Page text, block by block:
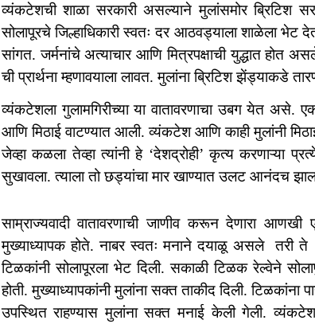
व्यंकटेशची शाळा सरकारी असल्याने मुलांसमोर ब्रिटिश
सोलापूरचे जिल्हाधिकारी स्वतः दर आठवड्याला शाळेला भेट
सांगत. जर्मनांचे अत्याचार आणि मित्रपक्षाची युद्धात होत
ची प्रार्थना म्हणावयाला लावत. मुलांना ब्रिटिश झेंड्याकडे
व्यंकटेशला गुलामगिरीच्या या वातावरणाचा उबग येत असे.
आणि मिठाई वाटण्यात आली. व्यंकटेश आणि काही मुलांनी
जेव्हा कळला तेव्हा त्यांनी हे ‘देशद्रोही’ कृत्य करणाऱ्या
सुखावला. त्याला तो छड्यांचा मार खाण्यात उलट आनंदच
साम्राज्यवादी वातावरणाची जाणीव करून देणारा
मुख्याध्यापक होते. नाबर स्वतः मनाने दयाळू असले तरी ते
टिळकांनी सोलापूरला भेट दिली. सकाळी टिळक रेल्वेने
होती. मुख्याध्यापकांनी मुलांना सक्त ताकीद दिली. टिळकांना
उपस्थित राहण्यास मुलांना सक्त मनाई केली गेली.